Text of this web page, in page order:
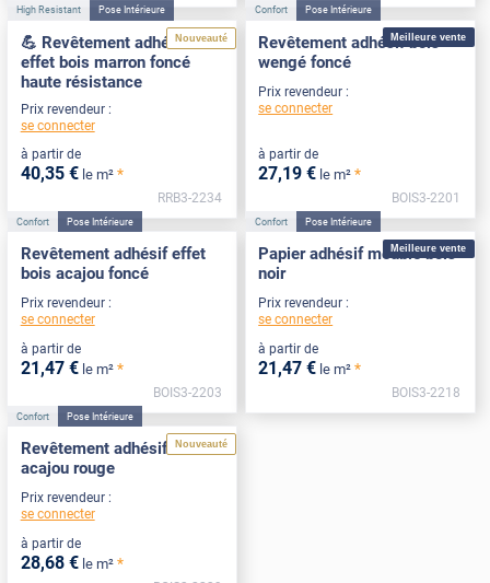
Nouveauté
High Resistant Pose Intérieure
💪 Revêtement adhésif
effet bois marron foncé
haute résistance
Prix revendeur :
se connecter
à partir de
40,35 € le m² *
RRB3-2234
Meilleure vente
Confort Pose Intérieure
Revêtement adhésif bois
wengé foncé
Prix revendeur :
se connecter
à partir de
27,19 € le m² *
BOIS3-2201
Confort Pose Intérieure
Revêtement adhésif effet
bois acajou foncé
Prix revendeur :
se connecter
à partir de
21,47 € le m² *
BOIS3-2203
Meilleure vente
Confort Pose Intérieure
Papier adhésif meuble bois
noir
Prix revendeur :
se connecter
à partir de
21,47 € le m² *
BOIS3-2218
Nouveauté
Confort Pose Intérieure
Revêtement adhésif bois
acajou rouge
Prix revendeur :
se connecter
à partir de
28,68 € le m² *